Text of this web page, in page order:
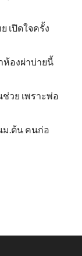
เปิดใจครั้ง
ห้องผ่าบ่ายนี้
วย เพราะพ่อ
ม.ต้น คนก่อ